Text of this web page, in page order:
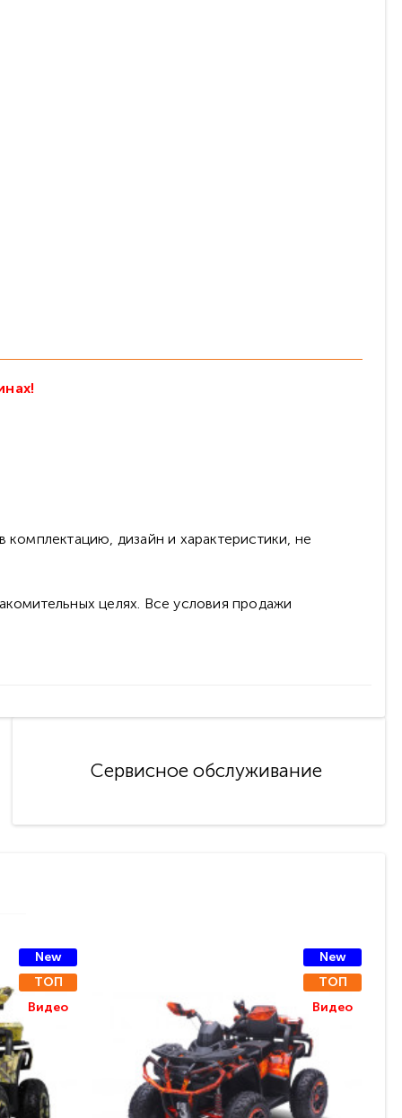
дизайн и характеристики, не
целях. Все условия продажи
Сервисное обслуживание
New
ТОП
Видео
New
ТОП
Видео